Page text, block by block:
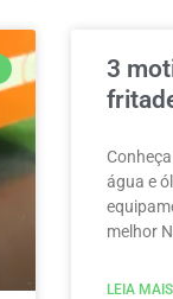
3
água e
melhor
LEIA